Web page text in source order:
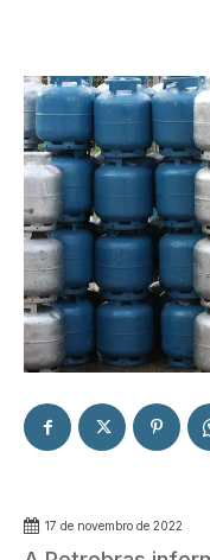
17 de novembro de 2022